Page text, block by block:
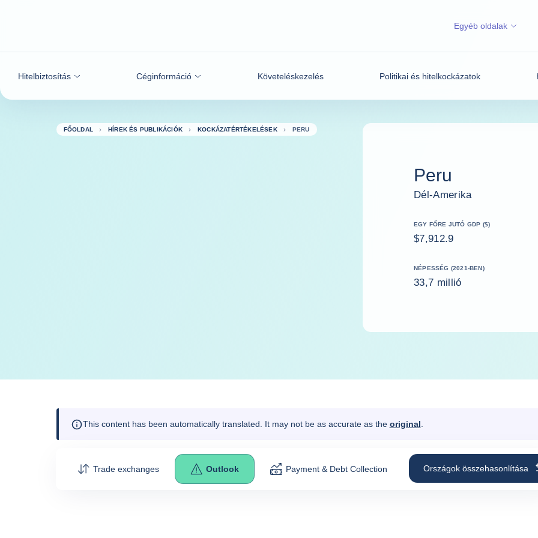
Hitelbiztosítás Céginformáció Követeléskezelés Politikai és hitelkockázatok
Egyéb oldalak
FŐOLDAL HÍREK ÉS PUBLIKÁCIÓK KOCKÁZATÉRTÉKELÉSEK PERU
Peru
Dél-Amerika
EGY FŐRE JUTÓ GDP ($)
$7,912.9
NÉPESSÉG (2021-BEN)
33,7 millió
This content has been automatically translated. It may not be as accurate as the original
Trade exchanges Outlook Payment & Debt Collection Országok összehasonlítása